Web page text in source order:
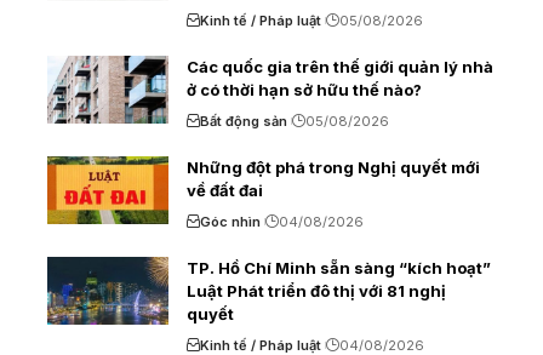
Kinh tế / Pháp luật 05/08/2026
Các quốc gia trên thế giới quản lý nhà
ở có thời hạn sở hữu thế nào?
Bất động sản 05/08/2026
Những đột phá trong Nghị quyết mới
về đất đai
Góc nhìn 04/08/2026
TP. Hồ Chí Minh sẵn sàng “kích hoạt”
Luật Phát triển đô thị với 81 nghị
quyết
Kinh tế / Pháp luật 04/08/2026